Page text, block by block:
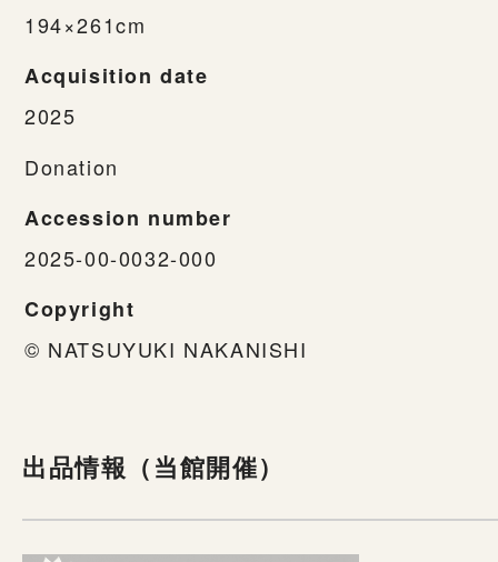
194×261cm
Acquisition date
2025
Donation
Accession number
2025-00-0032-000
Copyright
© NATSUYUKI NAKANISHI
出品情報（当館開催）